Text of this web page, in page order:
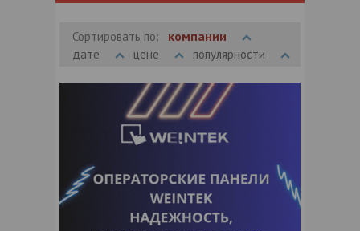
Сортировать по: компании
дате цене популярности